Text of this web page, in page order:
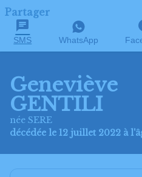
Partager
SMS WhatsApp
Geneviève
GENTILI
née SERE
décédée le 12 juillet 2022 à